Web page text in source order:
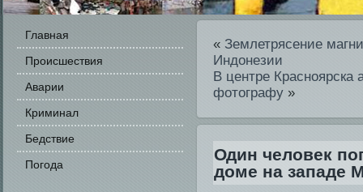
Главная
Происшестви­я
Аварии
Криминал
Бедстви­е
Погода
« Землетрясение
Индонезии
В центре Красноярска
фотографу »
Оди­н человек
доме на западе